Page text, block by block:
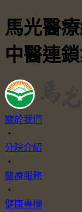
馬光醫
中醫連
關於我們
・
分院介紹
・
醫療服務
・
健康專欄